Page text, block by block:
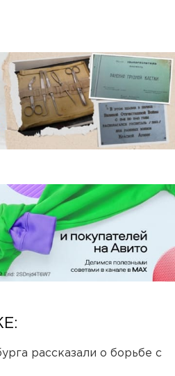
рассказали о борьбе с